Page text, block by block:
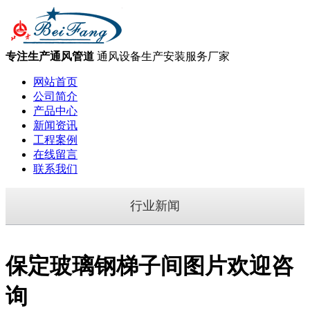
专注生产通风管道 通风设备生产安装服务厂家
网站首页
公司简介
产品中心
新闻资讯
工程案例
在线留言
联系我们
行业新闻
保定玻璃钢梯子间图片欢迎咨
询